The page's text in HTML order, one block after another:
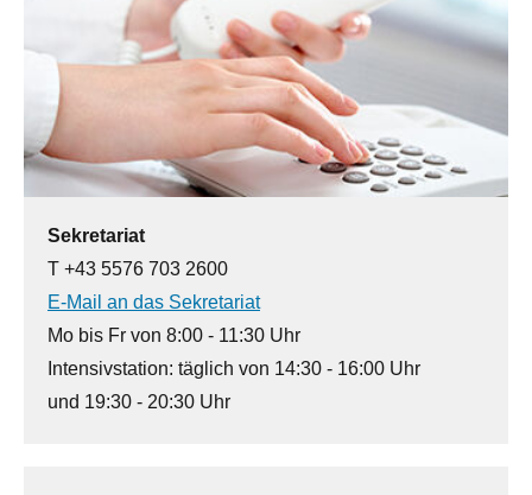
Sekretariat
T +43 5576 703 2600
E-Mail an das Sekretariat
Mo bis Fr von 8:00 - 11:30 Uhr
Intensivstation: täglich von 14:30 - 16:00 Uhr
und 19:30 - 20:30 Uhr